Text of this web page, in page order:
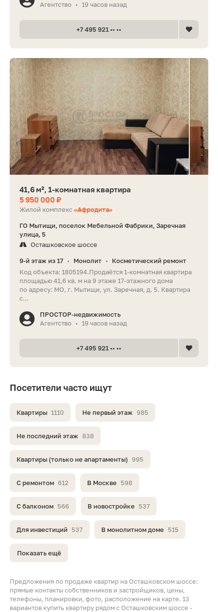
Предложения по продаже квартир на Осташковском шоссе:
прямые контакты собственников и застройщиков, цены,
телефоны, планировки, фото, расположение на карте. 13
вариантов купить квартиру рядом с Осташковским шоссе -
Посетители часто ищут
Квартиры 1110 Не первый этаж 985
Не последний этаж 838
Квартиры (только не апартаменты) 995
С ремонтом 612 В Москве 598
С балконом 566 В новостройке 537
Для инвестиций 537 В монолитном доме 515
Показать ещё
Агентство
• 19 часов назад
+7 495 921 •• ••
41,6 м², 1-комнатная квартира
5 950 000 ₽
Жилой комплекс«Афродита»
ГО Мытищи, поселок Мебельной Фабрики, Заречная
улица, 5
Осташковское шоссе
9-й этаж из 17 • Монолит •
Косметический ремонт
Код объекта: 1805194.Продаётся 1-комнатная квартира
площадью 41,6 кв. м на 9 этаже 17-этажного дома
по адресу: МО, г. Мытищи, ул. Заречная, д. 5. Квартира
с...
ПРОСТОР-недвижимость
Агентство
• 19 часов назад
+7 495 921 •• ••